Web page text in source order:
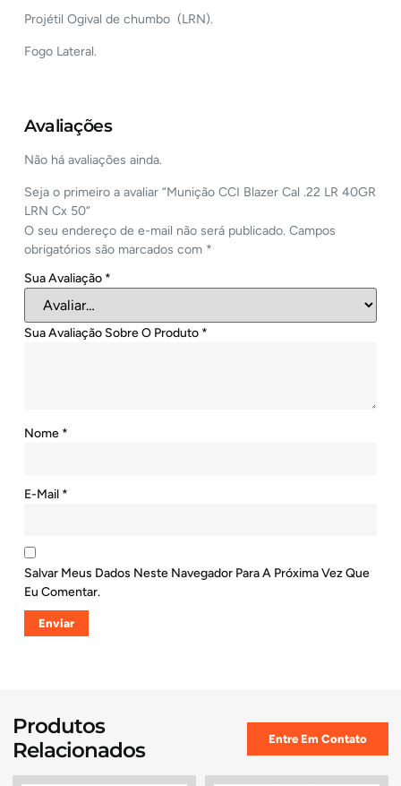
Projétil Ogival de chumbo (LRN).
Fogo Lateral.
Avaliações
Não há avaliações ainda.
Seja o primeiro a avaliar “Munição CCI Blazer Cal .22 LR 40GR
LRN Cx 50”
O seu endereço de e-mail não será publicado. Campos
obrigatórios são marcados com *
Sua Avaliação *
Sua Avaliação Sobre O Produto *
Nome *
E-Mail *
Salvar Meus Dados Neste Navegador Para A Próxima Vez Que
Eu Comentar.
Produtos
Relacionados
Entre Em Contato